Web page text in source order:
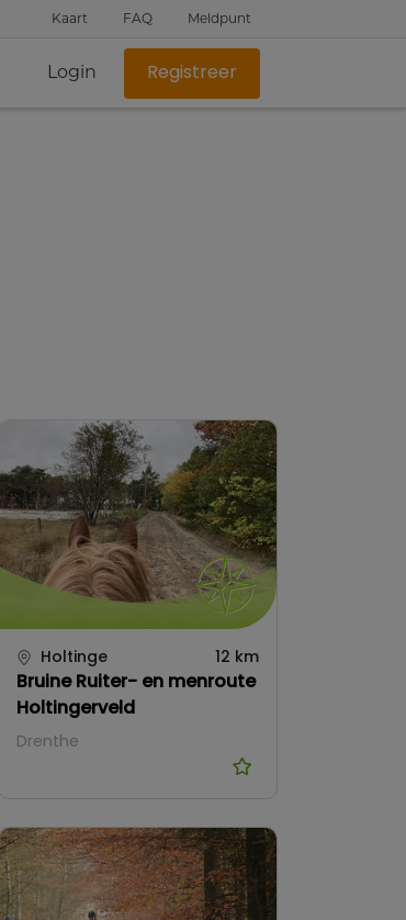
Kaart FAQ Meldpunt
Login Registreer
Holtinge 12 km
Bruine Ruiter- en menroute
Holtingerveld
Drenthe